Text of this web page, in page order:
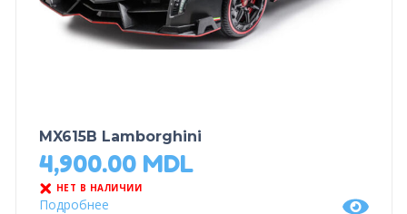
MX615B Lamborghini
4,900.00 MDL
НЕТ В НАЛИЧИИ
Подробнее